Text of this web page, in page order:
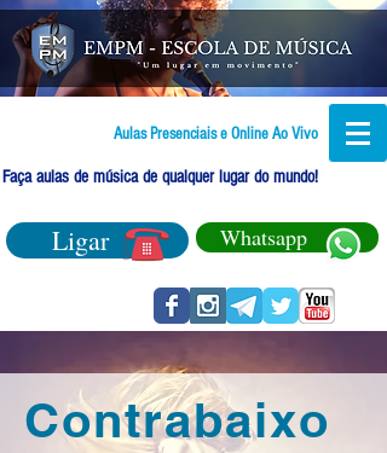
Aulas Presenciais e Online Ao Vivo
Faça aulas de música de qualquer lugar do mundo!
Ligar Whatsapp
Contrabaixo